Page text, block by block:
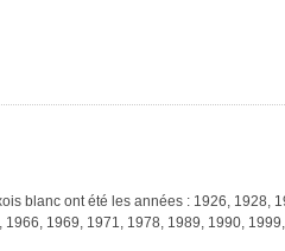
blanc ont été les années : 1926, 1928,
1969, 1971, 1978, 1989, 1990,